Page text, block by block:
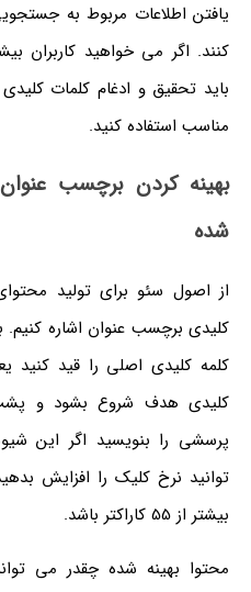
یافتن اطلاعات مربوط به
کنند. اگر می خواهید کاربران
باید تحقیق و ادغام کلمات
مناسب استفاده کنید.
بهینه کردن برچسب عنوان
شده
از اصول سئو برای تولید
کلیدی برچسب عنوان اشاره
کلمه کلیدی اصلی را قید کنید
کلیدی هدف شروع بشود و
پرسشی را بنویسید اگر این
توانید نرخ کلیک را افزایش
بیشتر از 55 کاراکتر باشد.
محتوا بهینه شده چقدر می